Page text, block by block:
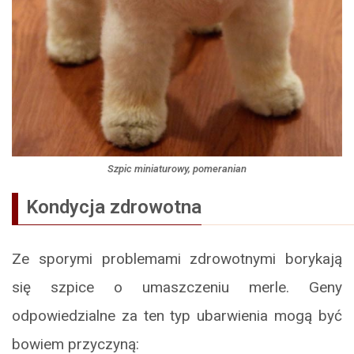
Szpic miniaturowy, pomeranian
Kondycja zdrowotna
Ze sporymi problemami zdrowotnymi borykają
się szpice o umaszczeniu merle. Geny
odpowiedzialne za ten typ ubarwienia mogą być
bowiem przyczyną: